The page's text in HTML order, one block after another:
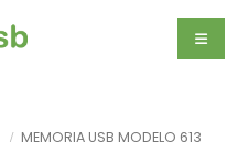
MEMORIA USB MODELO 613